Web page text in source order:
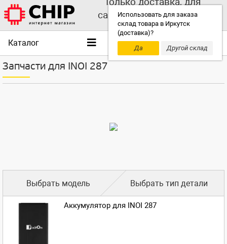
Использовать для заказа
склад товара в Иркутск
(доставка)?
Да
Другой склад
самовывоза выбирайте
другой склад!
Каталог
Запчасти для INOI 287
Выбрать модель Выбрать тип детали
Аккумулятор для INOI 287